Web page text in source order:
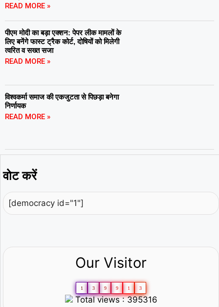
READ MORE »
पीएम मोदी का बड़ा एक्शन: पेपर लीक मामलों के
लिए बनेंगे फास्ट ट्रैक कोर्ट, दोषियों को मिलेगी
त्वरित व सख्त सजा
READ MORE »
विश्वकर्मा समाज की एकजुटता से पिछड़ा बनेगा
निर्णायक
READ MORE »
वोट करें
[democracy id="1"]
Our Visitor
1 3 9 9 1 3
Total views : 395316